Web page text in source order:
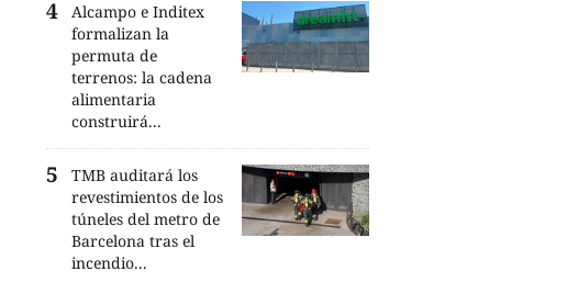
Alcampo e Inditex
formalizan la
permuta de
terrenos: la cadena
alimentaria
construirá...
TMB auditará los
revestimientos de los
túneles del metro de
Barcelona tras el
incendio...